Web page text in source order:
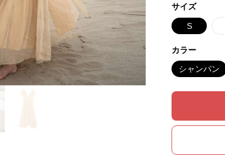
サイズ
S
カラー
シャンパン